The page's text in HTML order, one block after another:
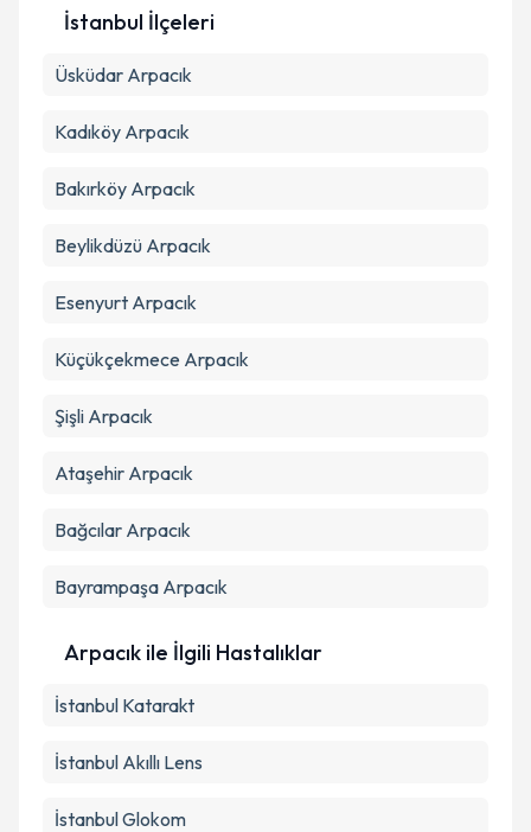
Kişisel verilerimin işlenmesine ilişkin
kapsamda işlenmesini kabul ediyorum.
Takvim Talebini Gönder
İstanbul İlçeleri
Üsküdar Arpacık
Kadıköy Arpacık
Bakırköy Arpacık
Beylikdüzü Arpacık
Esenyurt Arpacık
Küçükçekmece Arpacık
Şişli Arpacık
Ataşehir Arpacık
Bağcılar Arpacık
Bayrampaşa Arpacık
Arpacık ile İlgili Hastalıklar
İstanbul Katarakt
İstanbul Akıllı Lens
İstanbul Glokom